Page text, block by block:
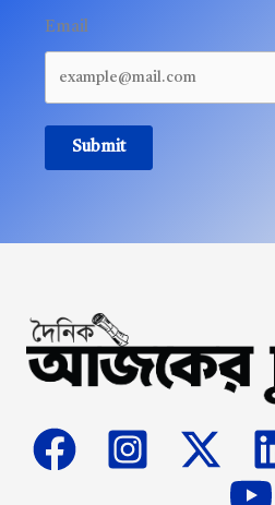
Email
Submit